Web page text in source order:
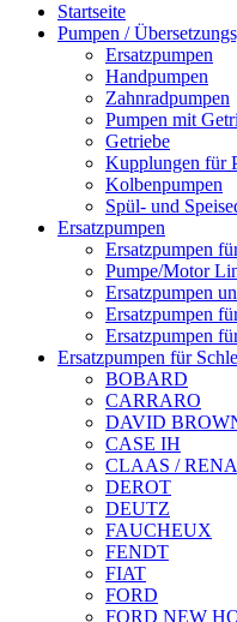
Startseite
Pumpen /
Ersatzpumpen
Handpumpen
Zahnradpumpen
Pumpen mit
Getriebe
Kupplungen für
Kolbenpumpen
Spül- und
Ersatzpumpen
Ersatzpumpen
Pumpe/Motor
Ersatzpumpen
Ersatzpumpen
Ersatzpumpen
Ersatzpumpen für
BOBARD
CARRARO
DAVID
CASE IH
CLAAS /
DEROT
DEUTZ
FAUCHEUX
FENDT
FIAT
FORD
FORD NEW